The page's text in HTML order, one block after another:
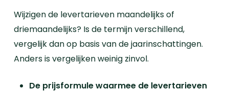
Wijzigen de levertarieven maandelijks of
driemaandelijks? Is de termijn verschillend,
vergelijk dan op basis van de jaarinschattingen.
Anders is vergelijken weinig zinvol.
De prijsformule waarmee de levertarieven